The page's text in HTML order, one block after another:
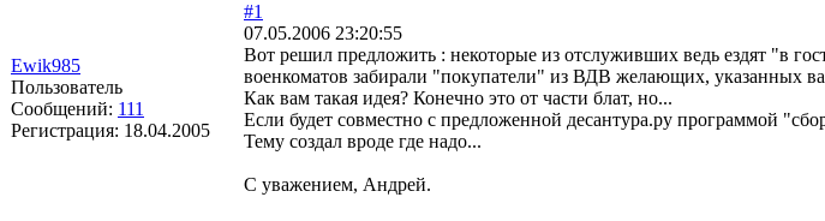
Ewik985
Пользователь
Сообщений: 111
Регистрация: 18.04.2005
#1
07.05.2006 23:20:55
Вот решил предложить : некоторые из отслуживших ведь ездят "в
военкоматов забирали "покупатели" из ВДВ желающих, указанных
Как вам такая идея? Конечно это от части блат, но...
Если будет совместно с предложенной десантура.ру программой
Тему создал вроде где надо...
С уважением, Андрей.